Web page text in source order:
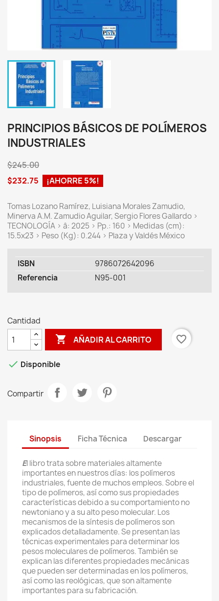
PRINCIPIOS BÁSICOS DE POLÍMEROS
INDUSTRIALES
$245.00
$232.75
¡AHORRE 5%!
Tomas Lozano Ramírez, Luisiana Morales Zamudio,
Minerva A.M. Zamudio Aguilar, Sergio Flores Gallardo >
TECNOLOGÍA > â: 2025 > Pp.: 160 > Medidas (cm):
15.5x23 > Peso (Kg): 0.244 > Plaza y Valdés México
ISBN
9786072642096
Referencia
N95-001
Cantidad
 AÑADIR AL CARRITO favorite_border
 Disponible
Compartir
Sinopsis Ficha Técnica Descargar
El libro trata sobre materiales altamente
importantes en nuestros días: los polímeros
industriales, fuente de muchos empleos. Sobre el
tipo de polímeros, así como sus propiedades
características debido a su comportamiento no
newtoniano y a su alto peso molecular. Los
mecanismos de la síntesis de polímeros son
explicados detalladamente. Se presentan las
técnicas experimentales para determinar los
pesos moleculares de polímeros. También se
explican las diferentes propiedades mecánicas
que pueden ser determinadas en los polímeros,
así como las reológicas, que son altamente
importantes para su fabricación.